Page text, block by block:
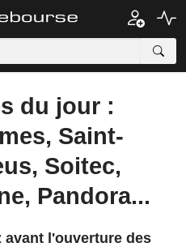
du jour :
Saint-
Soitec,
Pandora...
avant l'ouverture des